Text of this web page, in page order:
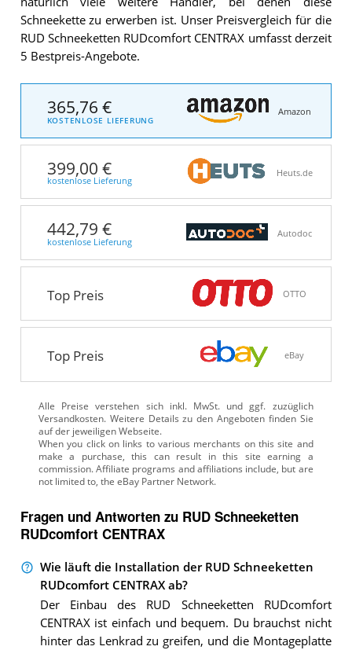
Schneekette zu erwerben ist. Unser Preisvergleich für die
RUD Schneeketten RUDcomfort CENTRAX umfasst derzeit
5 Bestpreis-Angebote.
365,76 €
KOSTENLOSE LIEFERUNG
Amazon
399,00 €
kostenlose Lieferung
Heuts.de
442,79 €
kostenlose Lieferung
Autodoc
Top Preis OTTO
Top Preis eBay
Alle Preise verstehen sich inkl. MwSt. und ggf. zuzüglich
Versandkosten. Weitere Details zu den Angeboten finden Sie
auf der jeweiligen Webseite.
Fragen und Antworten zu RUD Schneeketten
RUDcomfort CENTRAX
Wie läuft die Installation der RUD Schneeketten
RUDcomfort CENTRAX ab?
Der Einbau des RUD Schneeketten RUDcomfort
CENTRAX ist einfach und bequem. Du brauchst nicht
hinter das Lenkrad zu greifen, und die Montageplatte